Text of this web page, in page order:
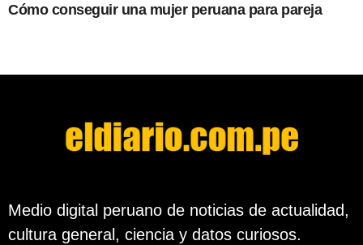
Cómo conseguir una mujer peruana para pareja
Medio digital peruano de noticias de actualidad,
cultura general, ciencia y datos curiosos.